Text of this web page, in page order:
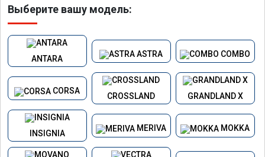
Выберите вашу модель:
ANTARA
ASTRA COMBO
CORSA
CROSSLAND GRANDLAND X
INSIGNIA
MERIVA MOKKA